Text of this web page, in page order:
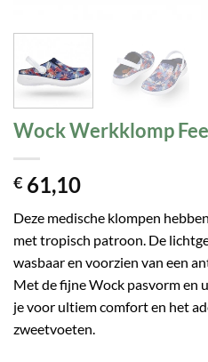
Wock Werkklomp
€ 61,10
Deze medische klompen
met tropisch patroon. De
wasbaar en voorzien van een
Met de fijne Wock pasvorm en
je voor ultiem comfort en het
zweetvoeten.